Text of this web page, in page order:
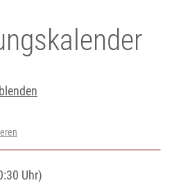
Uhr)